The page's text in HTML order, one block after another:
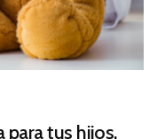
para tus hijos.